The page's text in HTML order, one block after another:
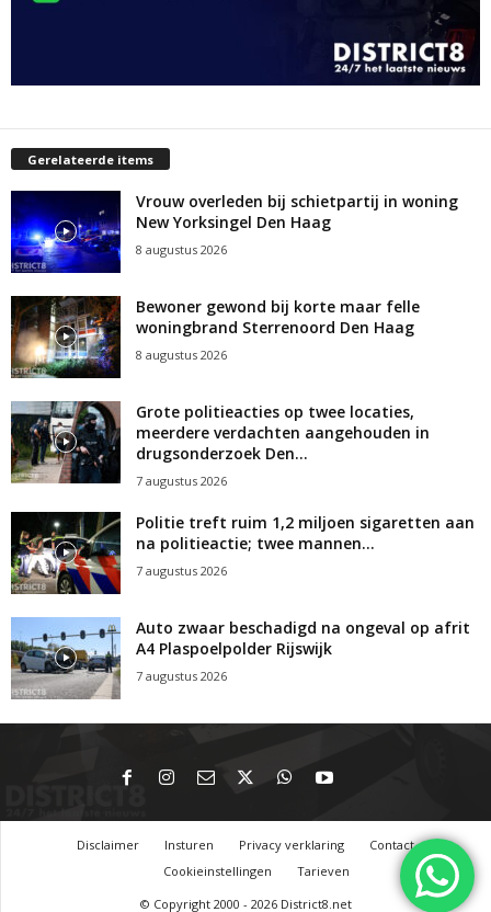
Gerelateerde items
Vrouw overleden bij schietpartij in woning
New Yorksingel Den Haag
8 augustus 2026
Bewoner gewond bij korte maar felle
woningbrand Sterrenoord Den Haag
8 augustus 2026
Grote politieacties op twee locaties,
meerdere verdachten aangehouden in
drugsonderzoek Den...
7 augustus 2026
Politie treft ruim 1,2 miljoen sigaretten aan
na politieactie; twee mannen...
7 augustus 2026
Auto zwaar beschadigd na ongeval op afrit
A4 Plaspoelpolder Rijswijk
7 augustus 2026
Disclaimer Insturen Privacy verklaring
Contact
Cookieinstellingen
Tarieven
© Copyright 2000 - 2026 District8.net